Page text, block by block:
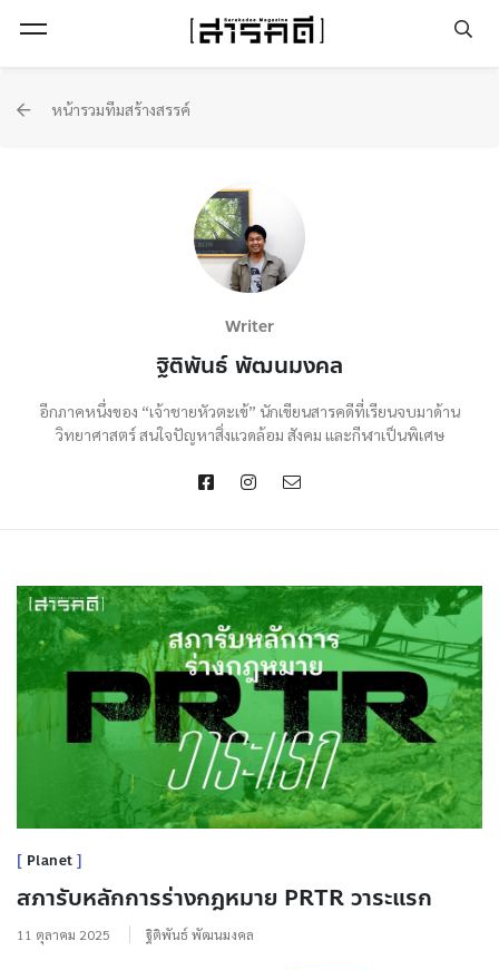
หน้ารวมทีมสร้างสรรค์
Writer
ฐิติพันธ์ พัฒนมงคล
อีกภาคหนึ่งของ “เจ้าชายหัวตะเข้” นักเขียนสารคดีที่เรียนจบมาด้าน
วิทยาศาสตร์ สนใจปัญหาสิ่งแวดล้อม สังคม และกีฬาเป็นพิเศษ
Planet
สภารับหลักการร่างกฎหมาย PRTR วาระแรก
11 ตุลาคม 2025 ฐิติพันธ์ พัฒนมงคล